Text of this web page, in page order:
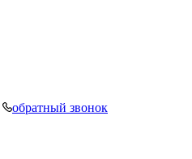
обратный звонок